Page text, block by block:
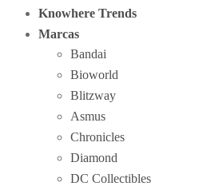
Knowhere Trends
Marcas
Bandai
Bioworld
Blitzway
Asmus
Chronicles
Diamond
DC Collectibles